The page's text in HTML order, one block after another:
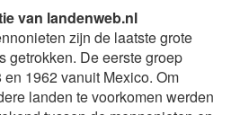
van landenweb.nl
zijn de laatste grote
getrokken. De eerste groep
1962 vanuit Mexico. Om
landen te voorkomen werden